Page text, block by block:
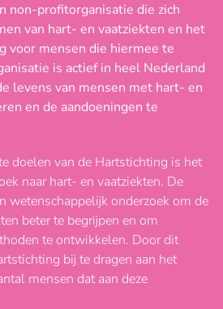
non-profitorganisatie die zich
van hart- en vaatziekten en het
voor mensen die hiermee te
is actief in heel Nederland
levens van mensen met hart- en
en de aandoeningen te
doelen van de Hartstichting is het
naar hart- en vaatziekten. De
wetenschappelijk onderzoek om de
beter te begrijpen en om
te ontwikkelen. Door dit
bij te dragen aan het
mensen dat aan deze